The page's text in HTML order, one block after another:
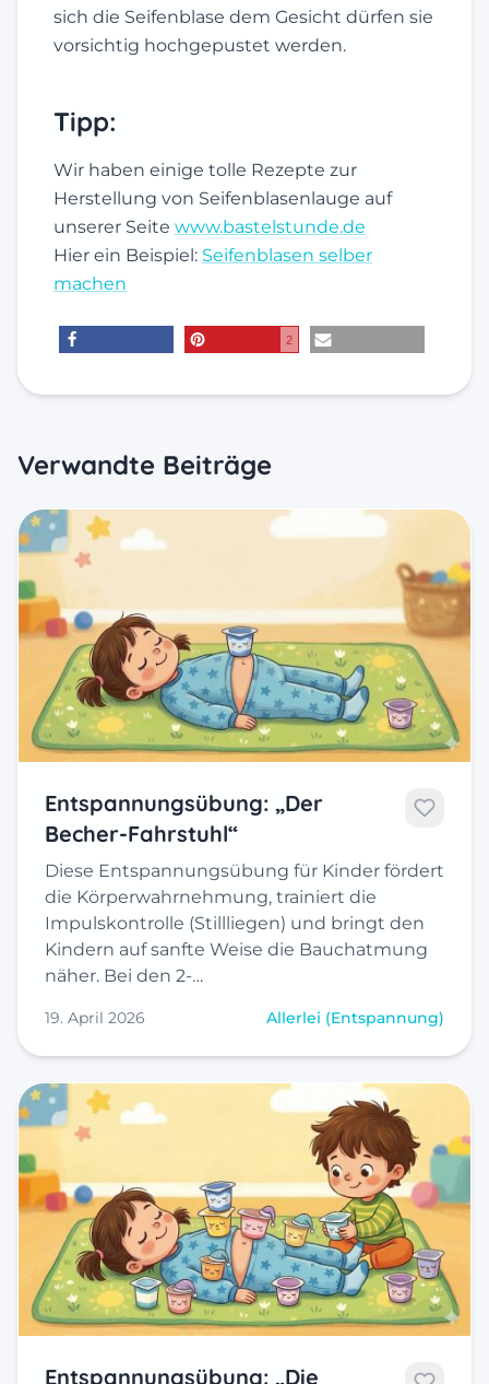
sich die Seifenblase dem Gesicht dürfen sie
vorsichtig hochgepustet werden.
Tipp:
Wir haben einige tolle Rezepte zur
Herstellung von Seifenblasenlauge auf
unserer Seite www.bastelstunde.de
Hier ein Beispiel: Seifenblasen selber
machen
2
Verwandte Beiträge
Entspannungsübung: „Der
Becher-Fahrstuhl“
Diese Entspannungsübung für Kinder fördert
die Körperwahrnehmung, trainiert die
Impulskontrolle (Stillliegen) und bringt den
Kindern auf sanfte Weise die Bauchatmung
näher. Bei den 2-…
19. April 2026 Allerlei (Entspannung)
Entspannungsübung: „Die